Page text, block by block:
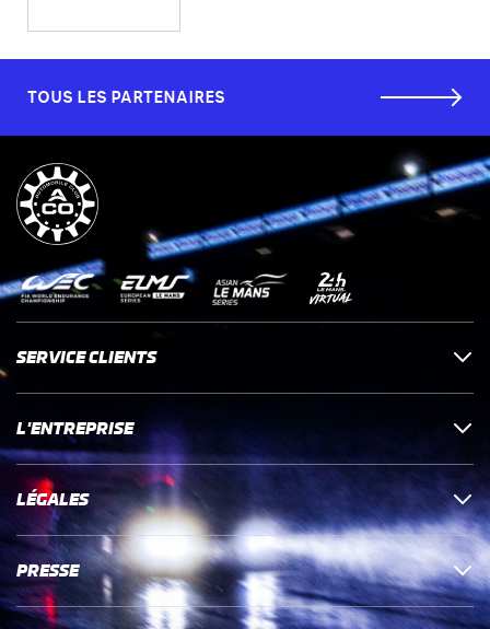
TOUS LES PARTENAIRES
SERVICE CLIENTS
L'ENTREPRISE
LÉGALES
PRESSE